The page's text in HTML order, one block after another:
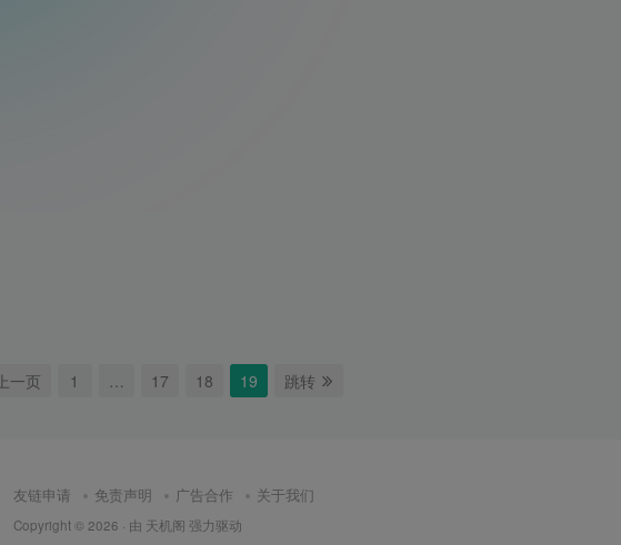
上一页 1 … 17 18 19 跳转
友链申请 免责声明 广告合作 关于我们
Copyright © 2026 · 由 天机阁 强力驱动